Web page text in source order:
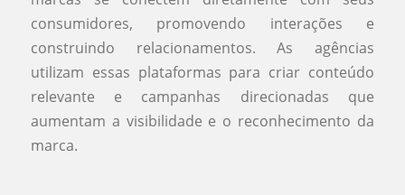
consumidores, promovendo interações e
construindo relacionamentos. As agências
utilizam essas plataformas para criar conteúdo
relevante e campanhas direcionadas que
aumentam a visibilidade e o reconhecimento da
marca.